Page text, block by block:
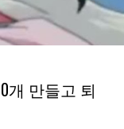
개 만들고 퇴